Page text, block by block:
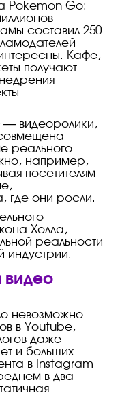
Pokemon Go:
составил 250
Кафе,
получают
— видеоролики,
реального
например,
посетителям
где они росли.
Холла,
реальности
индустрии.
видео
невозможно
в Youtube,
даже
и больших
в Instagram
в два